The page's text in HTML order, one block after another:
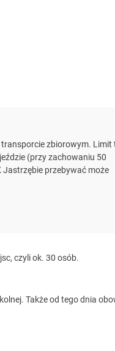
zbiorowym. Limit
(przy zachowaniu 50
Jastrzębie przebywać może
czyli ok. 30 osób.
Także od tego dnia